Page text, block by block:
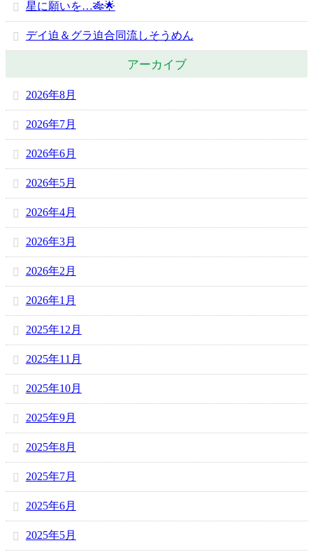
星に願いを…🎋🌟
デイ迫＆グラ迫合同流しそうめん
アーカイブ
2026年8月
2026年7月
2026年6月
2026年5月
2026年4月
2026年3月
2026年2月
2026年1月
2025年12月
2025年11月
2025年10月
2025年9月
2025年8月
2025年7月
2025年6月
2025年5月